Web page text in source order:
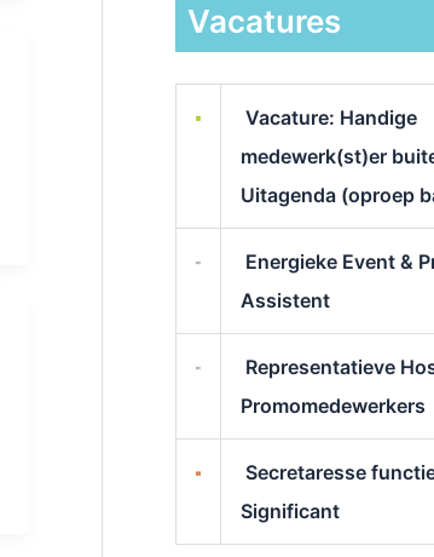
Vacatures
Vacature: Handige
medewerk(st)er
Uitagenda (oproep
Energieke Event &
Assistent
Representatieve
Promomedewerkers
Secretaresse
Significant